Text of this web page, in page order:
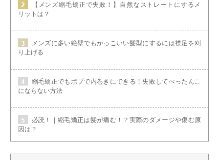
【メンズ縮毛矯正で失敗！】自然なストレートにするメ
リットは？
メンズに多い絶壁でもかっこいい髪型にするには襟足を刈
り上げる
縮毛矯正でもボブで内巻きにできる！失敗してぺったんこ
にならない方法
必読！｜縮毛矯正は髪が痛む！？実際のダメージや傷む原
因は？